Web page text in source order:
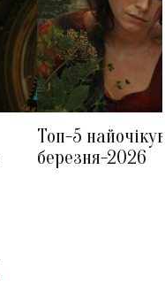
Топ-5
березня-2026